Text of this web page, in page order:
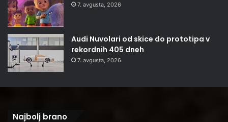
7. avgusta, 2026
Audi Nuvolari od skice do prototipa v
rekordnih 405 dneh
7. avgusta, 2026
Najbolj brano